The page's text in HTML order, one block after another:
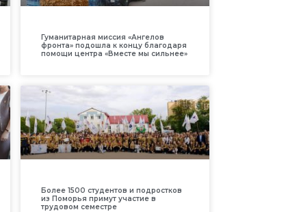
Гуманитарная миссия «Ангелов
фронта» подошла к концу благодаря
помощи центра «Вместе мы сильнее»
Более 1500 студентов и подростков
из Поморья примут участие в
трудовом семестре